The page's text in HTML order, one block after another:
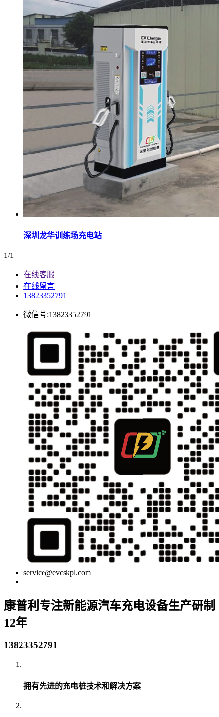
深圳龙华训练场充电站
1/1
在线客服
在线留言
13823352791
微信号:13823352791
service@evcskpl.com
康普利专注新能源汽车充电设备生产研制
12年
13823352791
拥有先进的充电桩技术和解决方案